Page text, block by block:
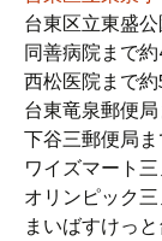
台東区立東盛
同善病院まで約
西松医院まで約
台東竜泉郵便
下谷三郵便局ま
ワイズマート
オリンピック
まいばすけっ